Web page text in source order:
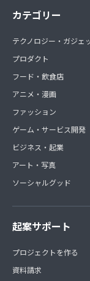
カテゴリー
テクノロジー・ガジェ
プロダクト
フード・飲食店
アニメ・漫画
ファッション
ゲーム・サービス開発
ビジネス・起業
アート・写真
ソーシャルグッド
起案サポート
プロジェクトを作る
資料請求